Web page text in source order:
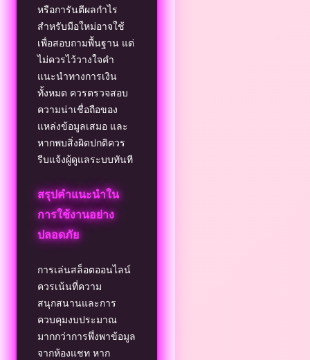
หรือการันตีผลกำไร
สำหรับมือใหม่อาจใช้
เพื่อสอบถามพื้นฐาน แต่
ไม่ควรไว้วางใจคำ
แนะนำทางการเงิน
ทั้งหมด ควรตรวจสอบ
ความน่าเชื่อถือของ
แหล่งข้อมูลเสมอ และ
หากพบสิ่งผิดปกติควร
รีบแจ้งผู้ดูแลระบบทันที
สรุปคำแนะนำใน
การใช้งานอย่าง
ปลอดภัย
การเล่นสล็อตออนไลน์
ควรเน้นที่ความ
สนุกสนานและการ
ควบคุมงบประมาณ
มากกว่าการพึ่งพาข้อมูล
จากห้องแชท หาก